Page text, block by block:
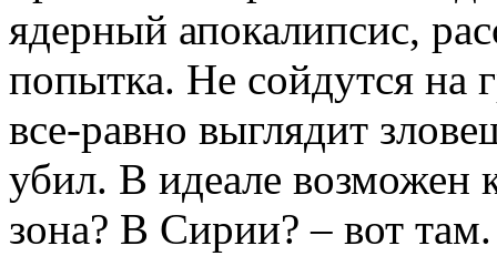
ядерный апокалипсис,
попытка. Не сойдутся на
все-равно выглядит
убил. В идеале возможен
зона? В Сирии? – вот